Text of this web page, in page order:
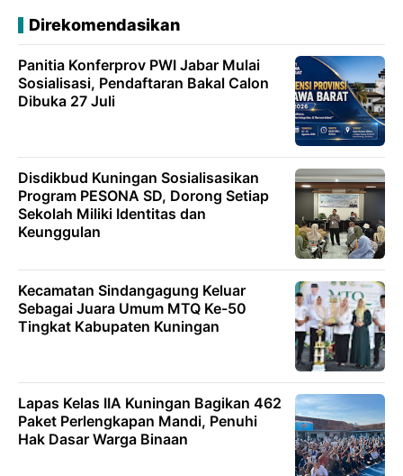
Direkomendasikan
Panitia Konferprov PWI Jabar Mulai
Sosialisasi, Pendaftaran Bakal Calon
Dibuka 27 Juli
Disdikbud Kuningan Sosialisasikan
Program PESONA SD, Dorong Setiap
Sekolah Miliki Identitas dan
Keunggulan
Kecamatan Sindangagung Keluar
Sebagai Juara Umum MTQ Ke-50
Tingkat Kabupaten Kuningan
Lapas Kelas IIA Kuningan Bagikan 462
Paket Perlengkapan Mandi, Penuhi
Hak Dasar Warga Binaan